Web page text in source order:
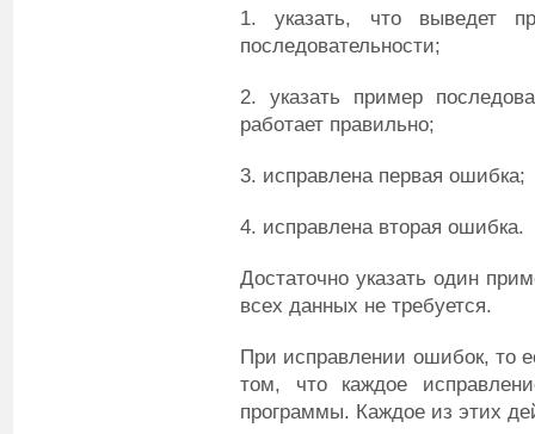
1. указать, что выведет
последовательности;
2. указать пример
работает правильно;
3. исправлена первая ошибка;
4. исправлена вторая ошибка.
Достаточно указать один
всех данных не требуется.
При исправлении ошибок, то
том, что каждое
программы. Каждое из этих